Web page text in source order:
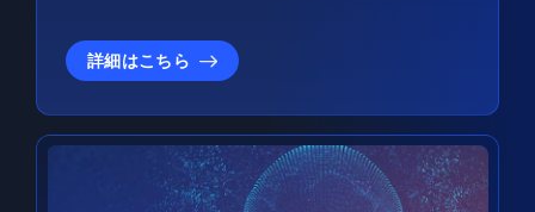
詳細はこちら